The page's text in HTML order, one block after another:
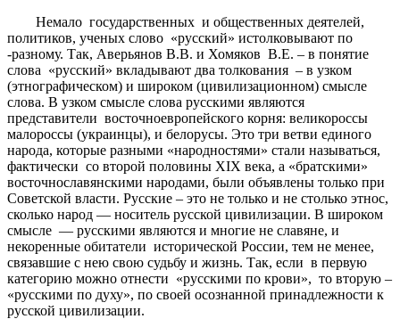
Немало государственных и общественных деятелей,
политиков, ученых слово «русский» истолковывают по
-разному. Так, Аверьянов В.В. и Хомяков В.Е. – в понятие
слова «русский» вкладывают два толкования – в узком
(этнографическом) и широком (цивилизационном) смысле
слова. В узком смысле слова русскими являются
представители восточноевропейского корня: великороссы
малороссы (украинцы), и белорусы. Это три ветви единого
народа, которые разными «народностями» стали называться,
фактически со второй половины ХIХ века, а «братскими»
восточнославянскими народами, были объявлены только при
Советской власти. Русские – это не только и не столько этнос,
сколько народ — носитель русской цивилизации. В широком
смысле — русскими являются и многие не славяне, и
некоренные обитатели исторической России, тем не менее,
связавшие с нею свою судьбу и жизнь. Так, если в первую
категорию можно отнести «русскими по крови», то вторую –
«русскими по духу», по своей осознанной принадлежности к
русской цивилизации.